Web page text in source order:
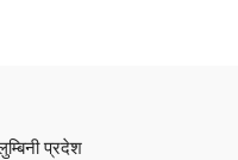
प्रदेश